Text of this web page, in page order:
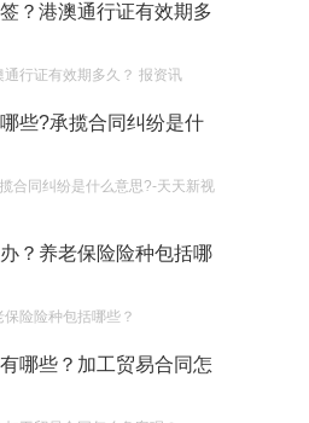
？港澳通行证有效期多
行证有效期多久？ 报资讯
些?承揽合同纠纷是什
合同纠纷是什么意思?-天天新视
？养老保险险种包括哪
险险种包括哪些？
哪些？加工贸易合同怎